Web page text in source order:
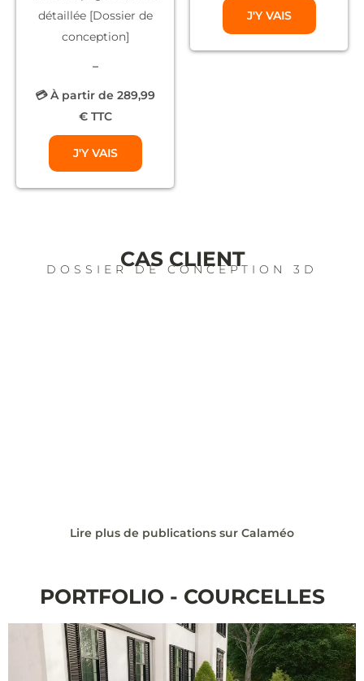
détaillée [Dossier de
conception]
–
💳 À partir de 289,99
€ TTC
J'Y VAIS
J'Y VAIS
CAS CLIENT
DOSSIER DE CONCEPTION 3D
Lire plus de publications sur Calaméo
PORTFOLIO - COURCELLES